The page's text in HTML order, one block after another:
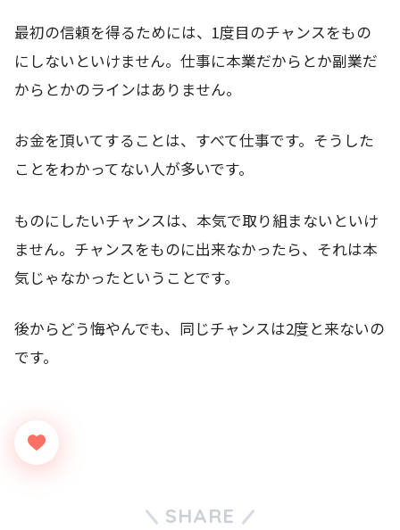
最初の信頼を得るためには、1度目のチャンスをもの
にしないといけません。仕事に本業だからとか副業だ
からとかのラインはありません。
お金を頂いてすることは、すべて仕事です。そうした
ことをわかってない人が多いです。
ものにしたいチャンスは、本気で取り組まないといけ
ません。チャンスをものに出来なかったら、それは本
気じゃなかったということです。
後からどう悔やんでも、同じチャンスは2度と来ないの
です。
SHARE